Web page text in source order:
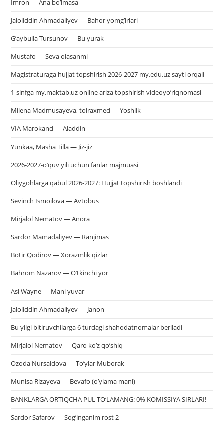
Imron — Ana bo’lmasa
Jaloliddin Ahmadaliyev — Bahor yomg’irlari
G’aybulla Tursunov — Bu yurak
Mustafo — Seva olasanmi
Magistraturaga hujjat topshirish 2026-2027 my.edu.uz sayti orqali
1-sinfga my.maktab.uz online ariza topshirish videoyo’riqnomasi
Milena Madmusayeva, toiraxmed — Yoshlik
VIA Marokand — Aladdin
Yunkaa, Masha Tilla — Jiz-jiz
2026-2027-o’quv yili uchun fanlar majmuasi
Oliygohlarga qabul 2026-2027: Hujjat topshirish boshlandi
Sevinch Ismoilova — Avtobus
Mirjalol Nematov — Anora
Sardor Mamadaliyev — Ranjimas
Botir Qodirov — Xorazmlik qizlar
Bahrom Nazarov — O’tkinchi yor
Asl Wayne — Mani yuvar
Jaloliddin Ahmadaliyev — Janon
Bu yilgi bitiruvchilarga 6 turdagi shahodatnomalar beriladi
Mirjalol Nematov — Qaro ko’z qo’shiq
Ozoda Nursaidova — To’ylar Muborak
Munisa Rizayeva — Bevafo (o’ylama mani)
BANKLARGA ORTIQCHA PUL TO‘LAMANG: 0% KOMISSIYA SIRLARI!
Sardor Safarov — Sog’inganim rost 2